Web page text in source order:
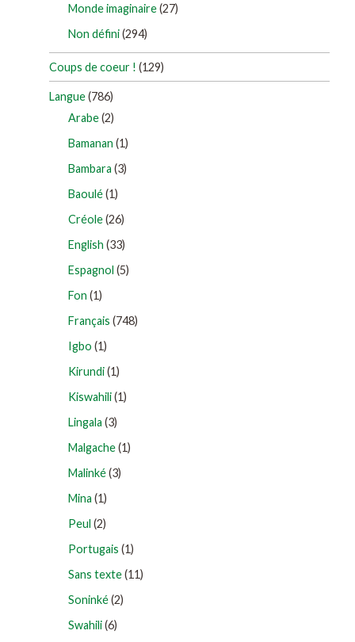
Monde imaginaire(27)
Non défini(294)
Coups de coeur ! (129)
Langue(786)
Arabe(2)
Bamanan (1)
Bambara (3)
Baoulé(1)
Créole(26)
English (33)
Espagnol (5)
Fon (1)
Français (748)
Igbo (1)
Kirundi(1)
Kiswahili(1)
Lingala (3)
Malgache(1)
Malinké(3)
Mina (1)
Peul (2)
Portugais (1)
Sans texte(11)
Soninké(2)
Swahili(6)